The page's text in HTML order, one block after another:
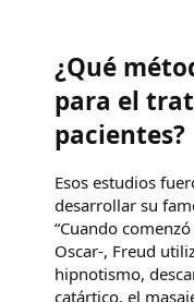
¿Qué
para el
pacientes?
Esos estudios
desarrollar su
“Cuando
Oscar-, Freud
hipnotismo,
catártico, el